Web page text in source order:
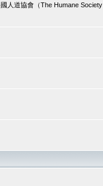
人道協會（The Humane Society